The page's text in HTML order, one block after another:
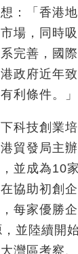
：「香港地
場，同時
完善，國
政府近年
利條件。」
科技創業
貿發局主
並成為10
協助初創企
每家優勝
並陸續開
灣區考察